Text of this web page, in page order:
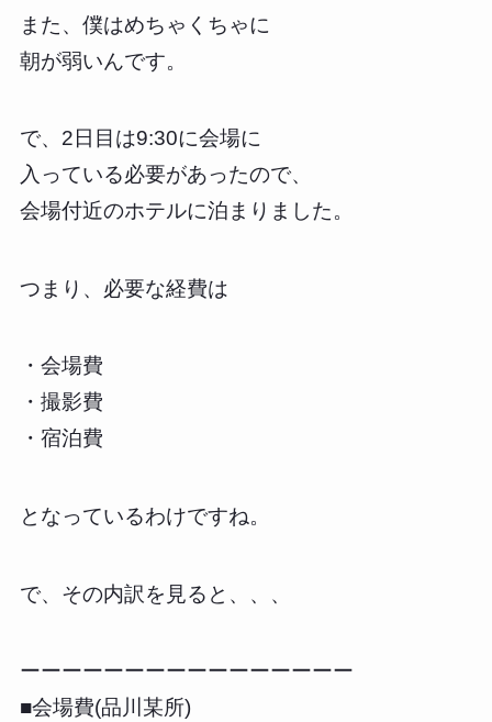
また、僕はめちゃくちゃに
朝が弱いんです。
で、2日目は9:30に会場に
入っている必要があったので、
会場付近のホテルに泊まりました。
つまり、必要な経費は
・会場費
・撮影費
・宿泊費
となっているわけですね。
で、その内訳を見ると、、、
ーーーーーーーーーーーーーーーー
■会場費(品川某所)